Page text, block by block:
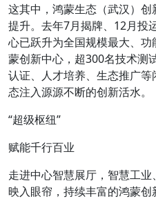
这其中，鸿蒙生态（武汉）
提升。去年7月揭牌、12月投
心已跃升为全国规模最大、
蒙创新中心，超300名技术测
认证、人才培养、生态推广
态注入源源不断的创新活水。
“超级枢纽”
赋能千行百业
走进中心智慧展厅，智慧工
映入眼帘，持续丰富的鸿蒙创